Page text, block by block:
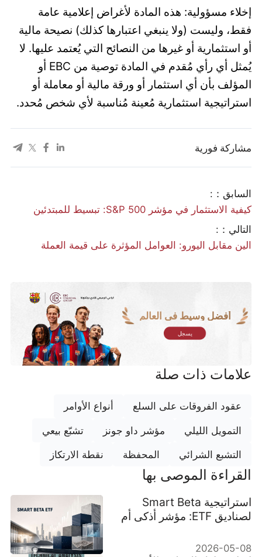
إخلاء مسؤولية: هذه المادة لأغراض إعلامية عامة
فقط، وليست (ولا ينبغي اعتبارها كذلك) نصيحة مالية
أو استثمارية أو غيرها من النصائح التي يُعتمد عليها. لا
يُمثل أي رأي مُقدم في المادة توصية من EBC أو
المؤلف بأن أي استثمار أو ورقة مالية أو معاملة أو
استراتيجية استثمارية مُعينة مُناسبة لأي شخص مُحدد.
مشاركة فورية
السابق：:
كيفية الاستثمار في مؤشر S&P 500: تبسيط للمبتدئين
التالي：:
الين مقابل اليورو: العوامل المؤثرة على قيمة العملة
أفضل وسيط في العالم
يسجل
علامات ذات صلة
عقود الفروقات على السلع أنواع الأوامر
التمويل الليلي مؤشر داو جونز تشبّع بيعي
التشبع الشرائي المحفظة نقطة الارتكاز
القراءة الموصى بها
استراتيجية Smart Beta
لصناديق ETF: مؤشر أذكى أم
2026-05-08